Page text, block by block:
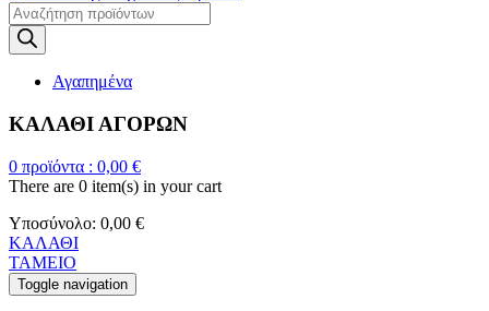
Products
search
Αγαπημένα
ΚΑΛΑΘΙ ΑΓΟΡΩΝ
0 προϊόντα : 0,00 €
There are 0 item(s) in your cart
Υποσύνολο: 0,00 €
ΚΑΛΑΘΙ
ΤΑΜΕΙΟ
Toggle navigation